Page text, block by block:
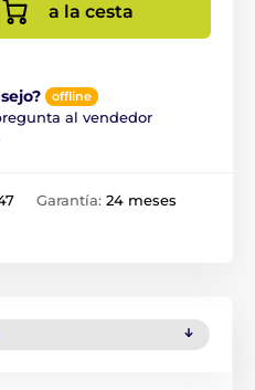
a la cesta
offline
al vendedor
Garantía: 24 meses